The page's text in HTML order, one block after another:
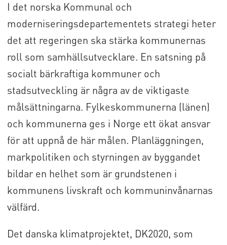
I det norska Kommunal och
moderniseringsdepartementets strategi heter
det att regeringen ska stärka kommunernas
roll som samhällsutvecklare. En satsning på
socialt bärkraftiga kommuner och
stadsutveckling är några av de viktigaste
målsättningarna. Fylkeskommunerna (länen)
och kommunerna ges i Norge ett ökat ansvar
för att uppnå de här målen. Planläggningen,
markpolitiken och styrningen av byggandet
bildar en helhet som är grundstenen i
kommunens livskraft och kommuninvånarnas
välfärd.
Det danska klimatprojektet, DK2020, som